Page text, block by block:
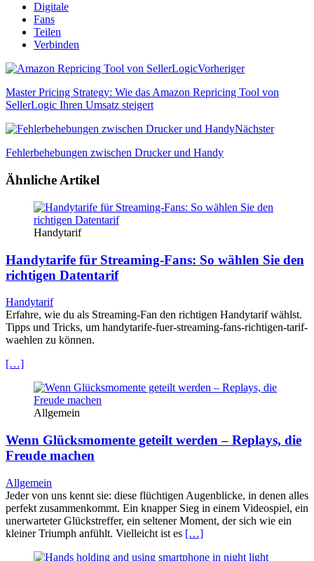
Digitale
Fans
Teilen
Verbinden
Vorheriger
Master Pricing Strategy: Wie das Amazon Repricing Tool von
SellerLogic Ihren Umsatz steigert
Nächster
Fehlerbehebungen zwischen Drucker und Handy
Ähnliche Artikel
Handytarif
Handytarife für Streaming-Fans: So wählen Sie den
richtigen Datentarif
Handytarif
Erfahre, wie du als Streaming-Fan den richtigen Handytarif wählst.
Tipps und Tricks, um handytarife-fuer-streaming-fans-richtigen-tarif-
waehlen zu können.
[…]
Allgemein
Wenn Glücksmomente geteilt werden – Replays, die
Freude machen
Allgemein
Jeder von uns kennt sie: diese flüchtigen Augenblicke, in denen alles
perfekt zusammenkommt. Ein knapper Sieg in einem Videospiel, ein
unerwarteter Glückstreffer, ein seltener Moment, der sich wie ein
kleiner Triumph anfühlt. Vielleicht ist es […]